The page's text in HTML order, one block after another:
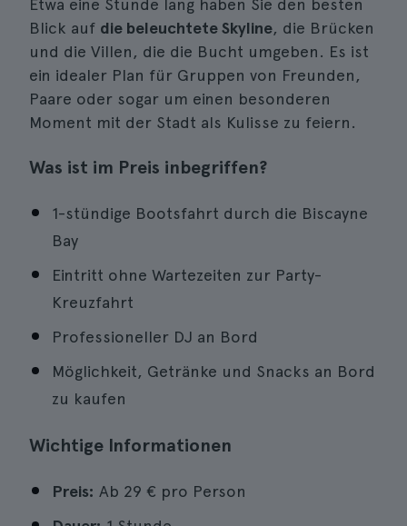
Etwa eine Stunde lang haben Sie den besten
Blick auf die beleuchtete Skyline, die Brücken
und die Villen, die die Bucht umgeben. Es ist
ein idealer Plan für Gruppen von Freunden,
Paare oder sogar um einen besonderen
Moment mit der Stadt als Kulisse zu feiern.
Was ist im Preis inbegriffen?
1-stündige Bootsfahrt durch die Biscayne
Bay
Eintritt ohne Wartezeiten zur Party-
Kreuzfahrt
Professioneller DJ an Bord
Möglichkeit, Getränke und Snacks an Bord
zu kaufen
Wichtige Informationen
Preis: Ab 29 € pro Person